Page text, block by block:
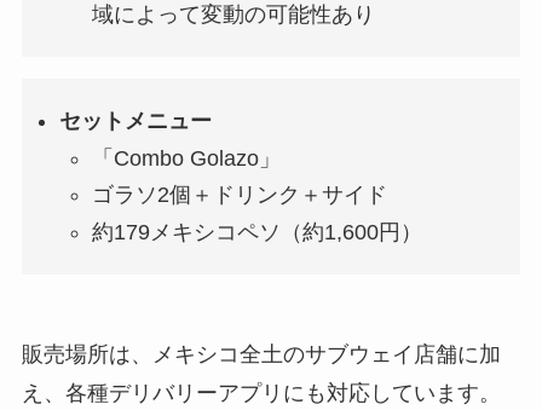
域によって変動の可能性あり
セットメニュー
「Combo Golazo」
ゴラソ2個＋ドリンク＋サイド
約179メキシコペソ（約1,600円）
販売場所は、メキシコ全土のサブウェイ店舗に加
え、各種デリバリーアプリにも対応しています。